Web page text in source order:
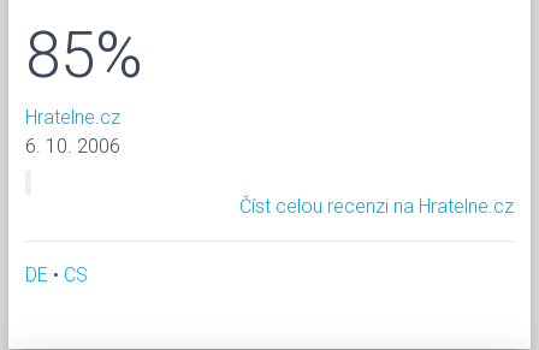
85%
Hratelne.cz
6. 10. 2006
Číst celou recenzi na Hratelne.cz
DE • CS